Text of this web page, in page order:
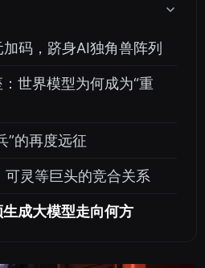
码，跻身AI独角兽阵列
世界模型为何成为“重
”的再度远征
灵等巨头的竞合关系
成大模型走向何方